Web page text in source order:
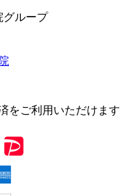
グループ
をご利用いただけます